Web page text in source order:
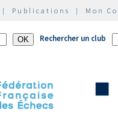
| Publications | Mon
Rechercher un club